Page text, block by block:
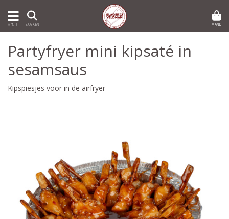
MENU ZOEKEN MAND
Partyfryer mini kipsaté in
sesamsaus
Kipspiesjes voor in de airfryer